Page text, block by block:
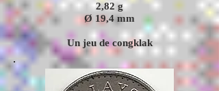
2,82 g
Ø 19,4mm
Un jeu de congklak